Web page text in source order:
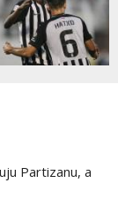
Partizanu, a